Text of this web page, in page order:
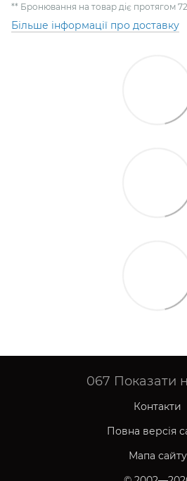
** Бронювання на товар діє протягом
Більше інформації про доставку
067 Показати
Контакти
Повна версія
Мапа сайту